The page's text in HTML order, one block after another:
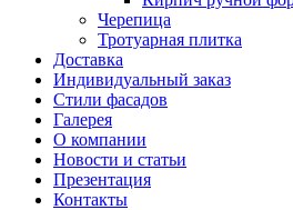
Черепица
Тротуарная плитка
Доставка
Индивидуальный заказ
Стили фасадов
Галерея
О компании
Новости и статьи
Презентация
Контакты